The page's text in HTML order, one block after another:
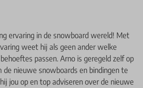
ervaring in de snowboard wereld! Met
weet hij als geen ander welke
passen. Arno is geregeld zelf op
de nieuwe snowboards en bindingen te
jou op en top adviseren over de nieuwe